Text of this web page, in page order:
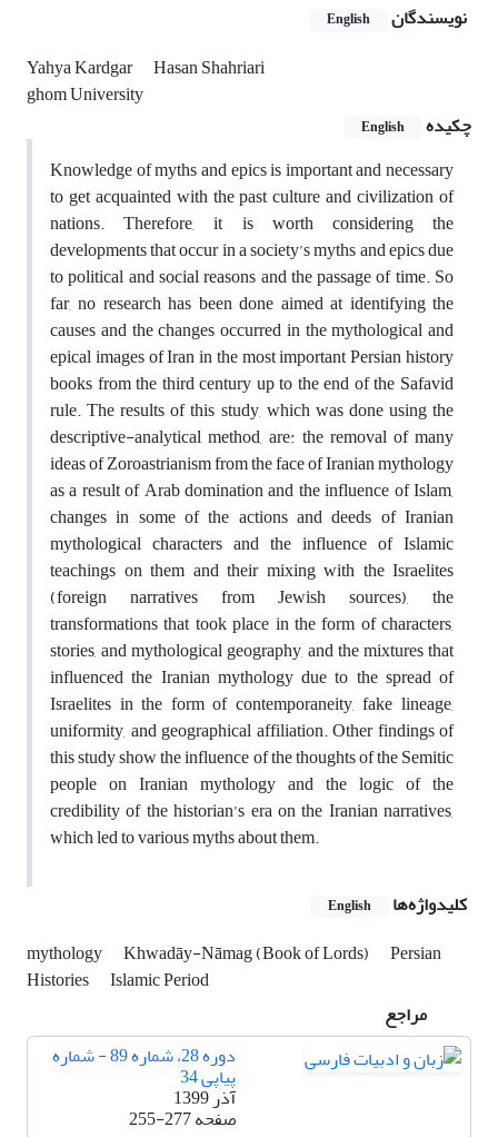
نویسندگان English
Yahya Kardgar Hasan Shahriari
ghom University
چکیده
English
Knowledge of myths and epics is important and necessary
to get acquainted with the past culture and civilization of
nations. Therefore, it is worth considering the
developments that occur in a society’s myths and epics due
to political and social reasons and the passage of time. So
far, no research has been done aimed at identifying the
causes and the changes occurred in the mythological and
epical images of Iran in the most important Persian history
books from the third century up to the end of the Safavid
rule. The results of this study, which was done using the
descriptive-analytical method, are: the removal of many
ideas of Zoroastrianism from the face of Iranian mythology
as a result of Arab domination and the influence of Islam,
changes in some of the actions and deeds of Iranian
mythological characters and the influence of Islamic
teachings on them and their mixing with the Israelites
(foreign narratives from Jewish sources), the
transformations that took place in the form of characters,
stories, and mythological geography, and the mixtures that
influenced the Iranian mythology due to the spread of
Israelites in the form of contemporaneity, fake lineage,
uniformity, and geographical affiliation. Other findings of
this study show the influence of the thoughts of the Semitic
people on Iranian mythology and the logic of the
credibility of the historian’s era on the Iranian narratives,
which led to various myths about them.
کلیدواژه‌ها
English
mythology Khwadāy-Nāmag (Book of Lords)
Persian
Histories
Islamic Period
مراجع
دوره 28، شماره 89 - شماره
پیاپی 34
آذر 1399
صفحه255-277